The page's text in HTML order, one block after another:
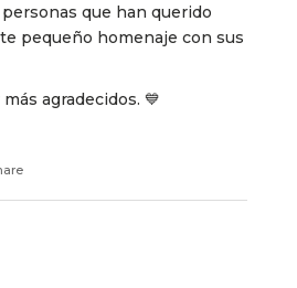
personas que han querido
pequeño homenaje con sus
agradecidos. 💙